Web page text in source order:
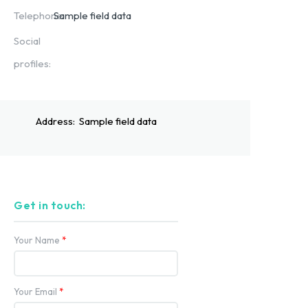
TelephoneSample field data
Social
profiles:
Address: Sample field data
Get in touch:
Your Name *
Your Email *